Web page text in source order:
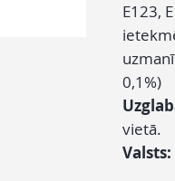
E123,
0,1%)
vietā.
Valsts: